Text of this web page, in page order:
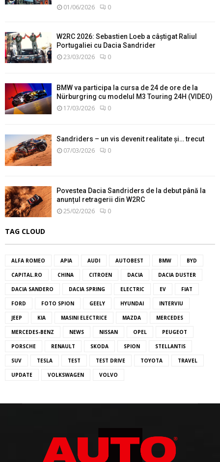
01/06/2026 0
W2RC 2026: Sebastien Loeb a câștigat Raliul
Portugaliei cu Dacia Sandrider
23/03/2026 0
BMW va participa la cursa de 24 de ore de la
Nürburgring cu modelul M3 Touring 24H (VIDEO)
17/03/2026 0
Sandriders – un vis devenit realitate și… trecut
07/03/2026 0
Povestea Dacia Sandriders de la debut până la
anunțul retragerii din W2RC
25/02/2026 0
TAG CLOUD
ALFA ROMEO APIA AUDI AUTOBEST BMW BYD
CAPITAL.RO CHINA CITROEN DACIA DACIA DUSTER
DACIA SANDERO DACIA SPRING ELECTRIC EV FIAT
FORD FOTO SPION GEELY HYUNDAI INTERVIU
JEEP KIA MASINI ELECTRICE MAZDA MERCEDES
MERCEDES-BENZ NEWS NISSAN OPEL PEUGEOT
PORSCHE RENAULT SKODA SPION STELLANTIS
SUV TESLA TEST TEST DRIVE TOYOTA TRAVEL
UPDATE VOLKSWAGEN VOLVO